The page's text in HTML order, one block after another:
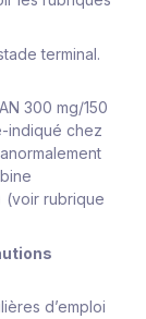
terminal.
300 mg/150
indiqué chez
(voir rubrique
d’emploi